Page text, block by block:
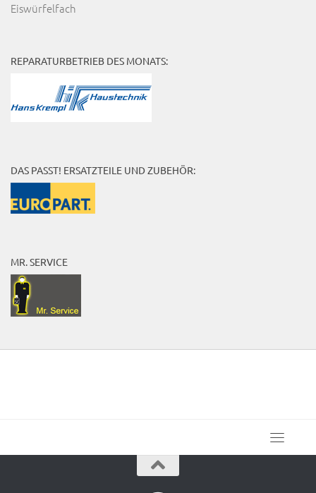
Eiswürfelfach
REPARATURBETRIEB DES MONATS:
DAS PASST! ERSATZTEILE UND ZUBEHÖR:
MR. SERVICE